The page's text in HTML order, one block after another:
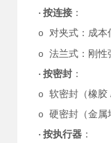
· 按连接 ：
o 对夹式：成本
o 法兰式：刚性
· 按密封 ：
o 软密封（橡胶
o 硬密封（金属
· 按执行器 ：